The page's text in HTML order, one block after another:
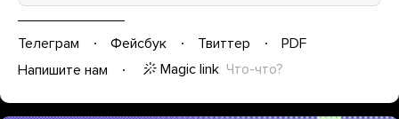
Телеграм Фейсбук Твиттер
PDF
Напишите нам
Magic link Что-что?